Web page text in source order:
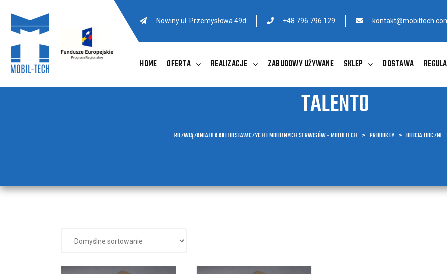
Nowiny ul. Przemysłowa 49d +48 796 796 129
HOME OFERTA REALIZACJE ZABUDOWY UŻYWANE SKLEP DOSTAWA
TALENTO
ROZWIĄZANIA DLA AUT DOSTAWCZYCH I MOBILNYCH SERWISÓW - MOBILTECH > PRODUKTY > OBICIA BOCZNE